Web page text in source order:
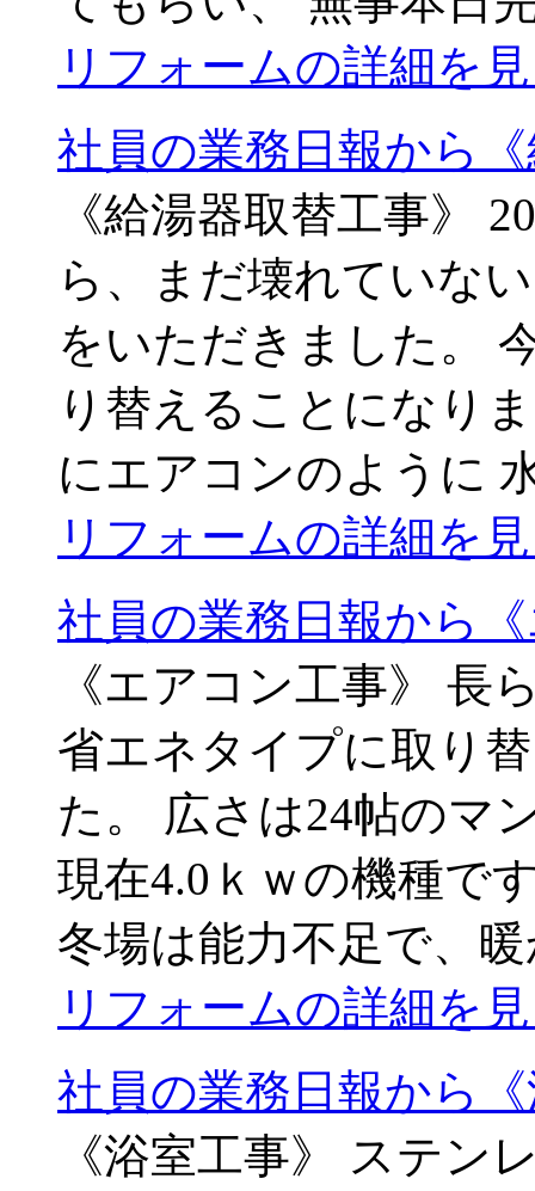
リフォームの詳細を
社員の業務日報から
《給湯器取替工事》
ら、まだ壊れていな
をいただきました。
り替えることになり
にエアコンのように
リフォームの詳細を
社員の業務日報から
《エアコン工事》 長
省エネタイプに取り
た。 広さは24帖のマ
現在4.0ｋｗの機種で
冬場は能力不足で、
リフォームの詳細を
社員の業務日報から
《浴室工事》 ステン